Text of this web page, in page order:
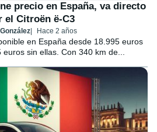
precio en España, va directo
el Citroën ë-C3
Hace 2 años
en España desde 18.995 euros
sin ellas. Con 340 km de...